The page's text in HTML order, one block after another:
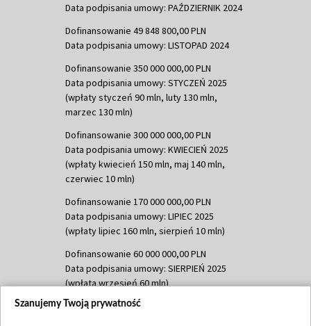
Data podpisania umowy: PAŹDZIERNIK 2024
Dofinansowanie 49 848 800,00 PLN
Data podpisania umowy: LISTOPAD 2024
Dofinansowanie 350 000 000,00 PLN
Data podpisania umowy: STYCZEŃ 2025
(wpłaty styczeń 90 mln, luty 130 mln,
marzec 130 mln)
Dofinansowanie 300 000 000,00 PLN
Data podpisania umowy: KWIECIEŃ 2025
(wpłaty kwiecień 150 mln, maj 140 mln,
czerwiec 10 mln)
Dofinansowanie 170 000 000,00 PLN
Data podpisania umowy: LIPIEC 2025
(wpłaty lipiec 160 mln, sierpień 10 mln)
Dofinansowanie 60 000 000,00 PLN
Data podpisania umowy: SIERPIEŃ 2025
(wpłata wrzesień 60 mln)
Dofinansowanie 635 783 051,21 PLN
Szanujemy Twoją prywatność